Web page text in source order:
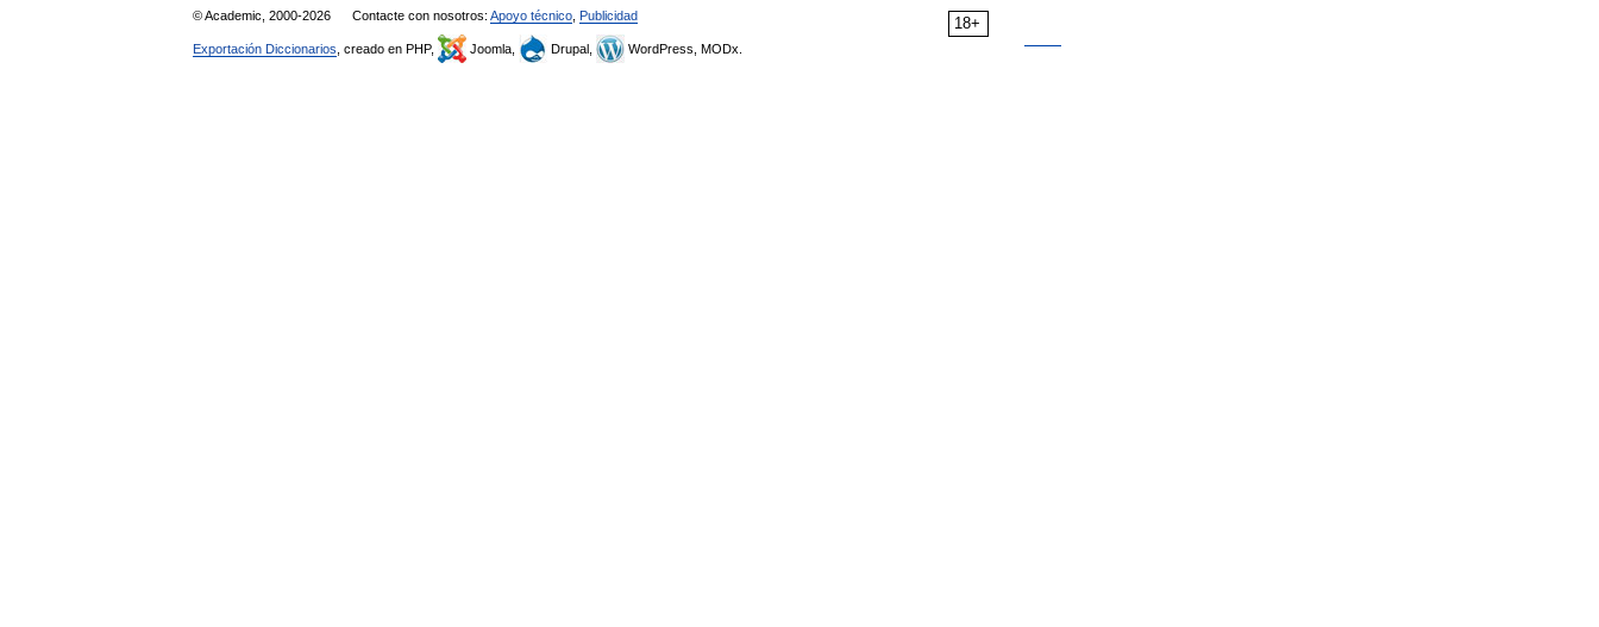
18+
© Academic, 2000-2026 Contacte con nosotros: Apoyo técnico Publicidad
Exportación Diccionarios , creado en PHP, Joomla, Drupal, WordPress, MODx.